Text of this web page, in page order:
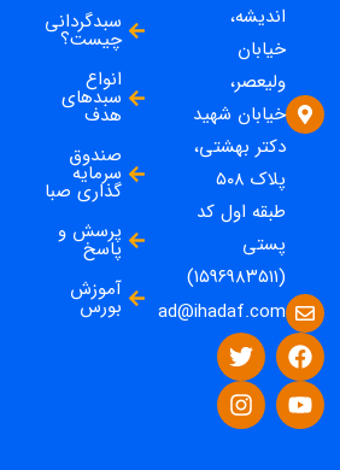
اندیشه،
خیابان
ولیعصر،
خیابان شهید
دکتر بهشتی،
پلاک ۵۰۸
طبقه اول کد
پستی
(۱۵۹۶۹۸۳۵۱۱)
ad@ihadaf.com
سبدگردانی
چیست؟
انواع
سبدهای
هدف
صندوق
سرمایه
گذاری صبا
پرسش و
پاسخ
آموزش
بورس